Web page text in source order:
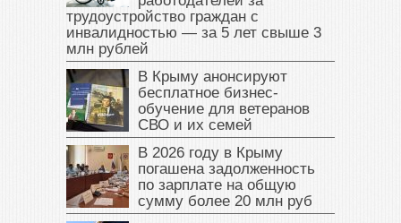
трудоустройство граждан с
инвалидностью — за 5 лет свыше 3
млн рублей
В Крыму анонсируют
бесплатное бизнес-
обучение для ветеранов
СВО и их семей
В 2026 году в Крыму
погашена задолженность
по зарплате на общую
сумму более 20 млн руб